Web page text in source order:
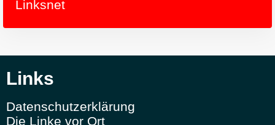
Linksnet
Links
Datenschutzerklärung
Die Linke vor Ort